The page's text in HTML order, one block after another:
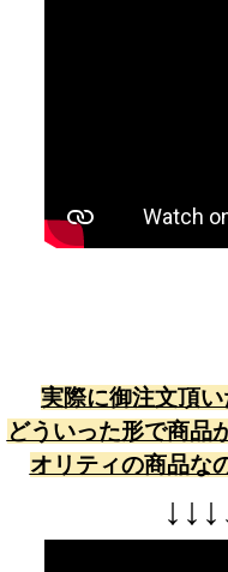
実際に御注文頂い
どういった形で商品
オリティの商品な
↓ ↓ ↓